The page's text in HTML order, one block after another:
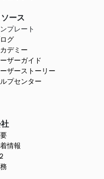
ソース
プレート
グ
デミー
ザーガイド
ザーストーリー
プセンター
情報